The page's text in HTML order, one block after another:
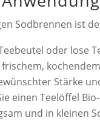
Sodbrennen ist
oder lose
Stärke
einen Teelöffel
und in kleinen